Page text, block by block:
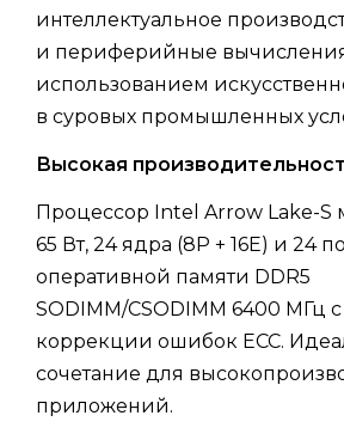
интеллектуальное
и периферийные
использованием
в суровых промышленных
Высокая
Процессор Intel Arrow Lake-S
65 Вт, 24 ядра (8P + 16E) и 24
оперативной памяти DDR5
SODIMM/CSODIMM 6400 МГц
коррекции ошибок ECC.
сочетание для
приложений.